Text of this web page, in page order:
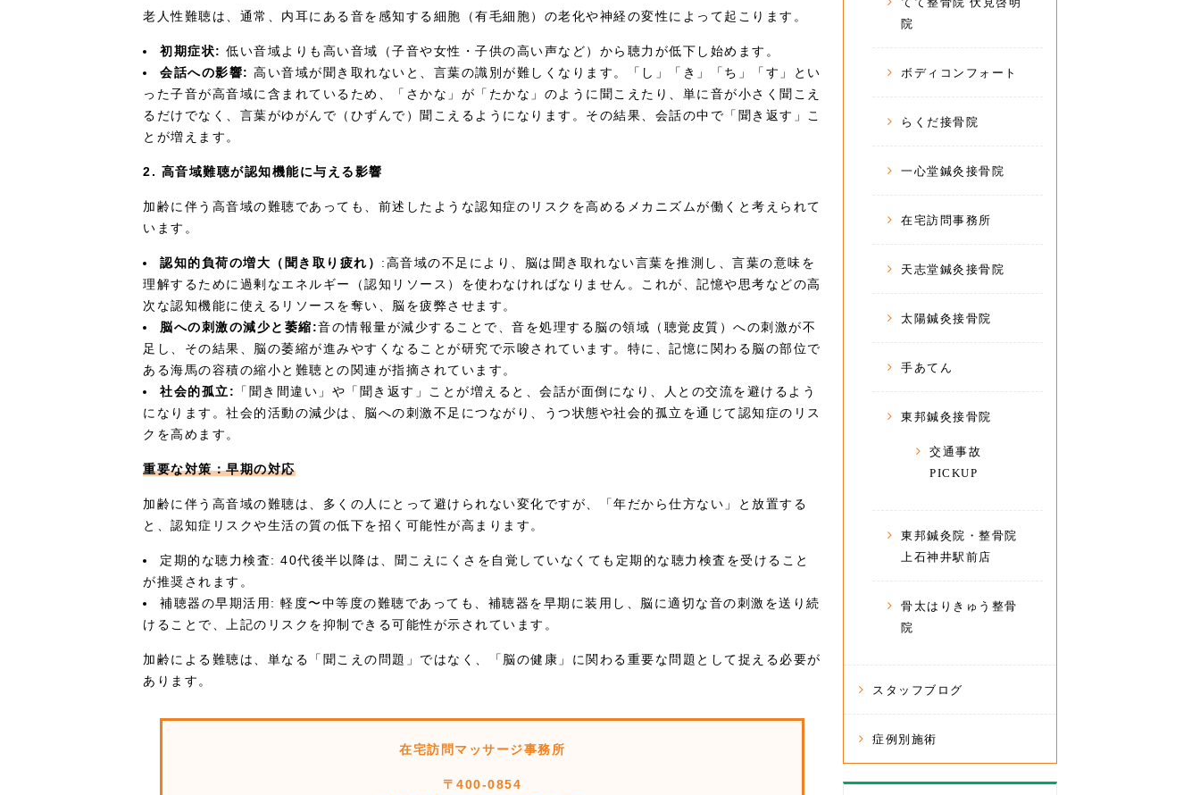
老人性難聴は、通常、内耳にある音を感知する細胞（有毛細胞）の老化や神経の変性によって起こります。
初期症状: 低い音域よりも高い音域（子音や女性・子供の高い声など）から聴力が低下し始めます。
会話への影響: 高い音域が聞き取れないと、言葉の識別が難しくなります。「し」「き」「ち」「す」とい
った子音が高音域に含まれているため、「さかな」が「たかな」のように聞こえたり、単に音が小さく聞こえ
るだけでなく、言葉がゆがんで（ひずんで）聞こえるようになります。その結果、会話の中で「聞き返す」こ
とが増えます。
2. 高音域難聴が認知機能に与える影響
加齢に伴う高音域の難聴であっても、前述したような認知症のリスクを高めるメカニズムが働くと考えられて
います。
認知的負荷の増大（聞き取り疲れ） :高音域の不足により、脳は聞き取れない言葉を推測し、言葉の意味を
理解するために過剰なエネルギー（認知リソース）を使わなければなりません。これが、記憶や思考などの高
次な認知機能に使えるリソースを奪い、脳を疲弊させます。
脳への刺激の減少と萎縮:音の情報量が減少することで、音を処理する脳の領域（聴覚皮質）への刺激が不
足し、その結果、脳の萎縮が進みやすくなることが研究で示唆されています。特に、記憶に関わる脳の部位で
ある海馬の容積の縮小と難聴との関連が指摘されています。
社会的孤立:
「聞き間違い」や「聞き返す」ことが増えると、会話が面倒になり、人との交流を避けるよう
になります。社会的活動の減少は、脳への刺激不足につながり、うつ状態や社会的孤立を通じて認知症のリス
クを高めます。
重要な対策：早期の対応
加齢に伴う高音域の難聴は、多くの人にとって避けられない変化ですが、「年だから仕方ない」と放置する
と、認知症リスクや生活の質の低下を招く可能性が高まります。
定期的な聴力検査: 40代後半以降は、聞こえにくさを自覚していなくても定期的な聴力検査を受けること
が推奨されます。
補聴器の早期活用: 軽度〜中等度の難聴であっても、補聴器を早期に装用し、脳に適切な音の刺激を送り続
けることで、上記のリスクを抑制できる可能性が示されています。
加齢による難聴は、単なる「聞こえの問題」ではなく、「脳の健康」に関わる重要な問題として捉える必要が
あります。
在宅訪問マッサージ事務所
〒400-0854
院
ボディコンフォート
らくだ接骨院
一心堂鍼灸接骨院
在宅訪問事務所
天志堂鍼灸接骨院
太陽鍼灸接骨院
手あてん
東邦鍼灸接骨院
交通事故
PICKUP
東邦鍼灸院・整骨院
上石神井駅前店
骨太はりきゅう整骨
院
スタッフブログ
症例別施術